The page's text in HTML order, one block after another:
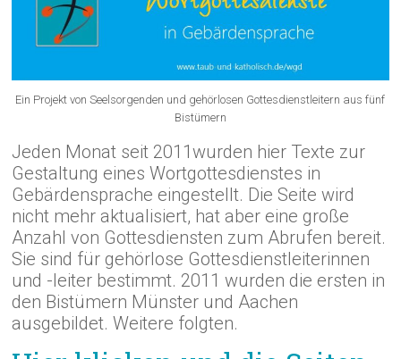
Ein Projekt von Seelsorgenden und gehörlosen Gottesdienstleitern aus fünf
Bistümern
Jeden Monat seit 2011wurden hier Texte zur
Gestaltung eines Wortgottesdienstes in
Gebärdensprache eingestellt. Die Seite wird
nicht mehr aktualisiert, hat aber eine große
Anzahl von Gottesdiensten zum Abrufen bereit.
Sie sind für gehörlose Gottesdienstleiterinnen
und -leiter bestimmt. 2011 wurden die ersten in
den Bistümern Münster und Aachen
ausgebildet. Weitere folgten.